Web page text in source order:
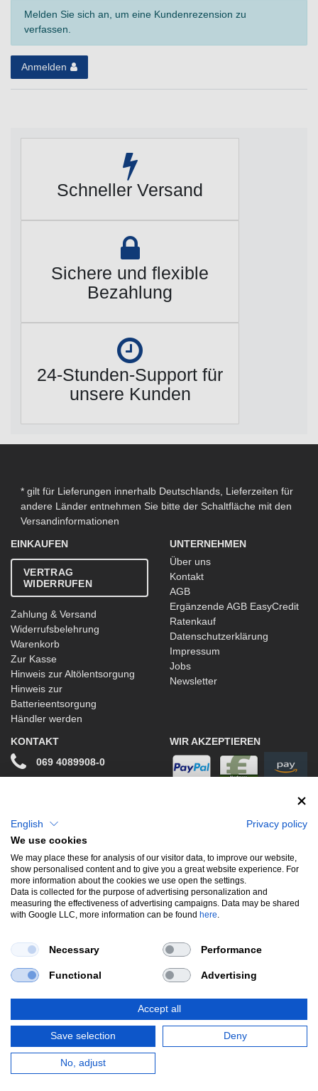
Melden Sie sich an, um eine Kundenrezension zu
verfassen.
Anmelden
Schneller Versand
Sichere und flexible
Bezahlung
24-Stunden-Support für
unsere Kunden
* gilt für Lieferungen innerhalb Deutschlands, Lieferzeiten für
andere Länder entnehmen Sie bitte der Schaltfläche mit den
Versandinformationen
EINKAUFEN
VERTRAG
WIDERRUFEN
Zahlung & Versand
Widerrufsbelehrung
Warenkorb
Zur Kasse
Hinweis zur Altölentsorgung
Hinweis zur
Batterieentsorgung
Händler werden
UNTERNEHMEN
Über uns
Kontakt
AGB
Ergänzende AGB EasyCredit
Ratenkauf
Datenschutzerklärung
Impressum
Jobs
Newsletter
KONTAKT
069 4089908-0
Facebook
Instagram
WIR AKZEPTIEREN
UNSERE BELIEBTESTEN PRODUKTE
Endschalldämpfer Bremsscheiben Carbon Style & Aerodynamik
*Alle Preise verstehen sich inkl. MwSt. zzgl.Versandkosten. Versandkostenfrei
innerhalb deutschlands. zzgl. Versandkosten.
© Copyright 2026 | Alle Rechte vorbehalten.
English
Privacy policy
We use cookies
We may place these for analysis of our visitor data, to improve our website,
show personalised content and to give you a great website experience. For
more information about the cookies we use open the settings.
Data is collected for the purpose of advertising personalization and
measuring the effectiveness of advertising campaigns. Data may be shared
with Google LLC, more information can be found here.
Necessary Performance
Functional Advertising
Accept all
Save selection Deny
No, adjust